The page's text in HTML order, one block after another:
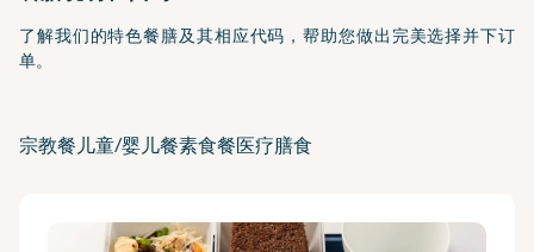
了解我们的特色餐膳及其相应代码，帮助您做出完美选择并下订
单。
宗教餐 儿童/婴儿餐素食餐医疗膳食